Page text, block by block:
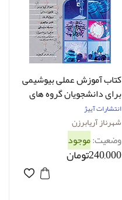
کتاب آموزش عملی بیوشیمی
برای دانشجویان گروه های
پزشکی شهرناز آریابرزین
انتشارات آییژ
شهرناز آریابرزن
وضعیت:موجود
240,000تومان